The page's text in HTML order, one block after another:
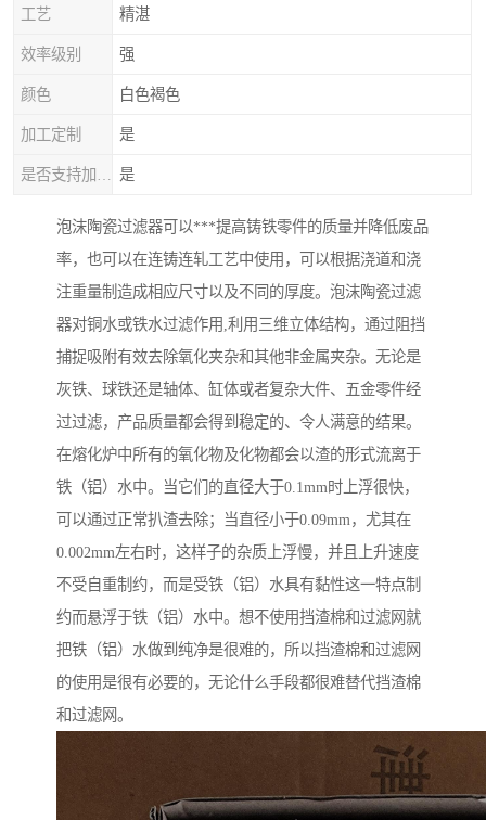
工艺 精湛
效率级别 强
颜色 白色褐色
加工定制 是
是
泡沫陶瓷过滤器可以***提高铸铁零件的质量并降低废品
率，也可以在连铸连轧工艺中使用，可以根据浇道和浇
注重量制造成相应尺寸以及不同的厚度。泡沫陶瓷过滤
器对铜水或铁水过滤作用,利用三维立体结构，通过阻挡
捕捉吸附有效去除氧化夹杂和其他非金属夹杂。无论是
灰铁、球铁还是轴体、缸体或者复杂大件、五金零件经
过过滤，产品质量都会得到稳定的、令人满意的结果。
在熔化炉中所有的氧化物及化物都会以渣的形式流离于
铁（铝）水中。当它们的直径大于0.1mm时上浮很快，
可以通过正常扒渣去除；当直径小于0.09mm，尤其在
0.002mm左右时，这样子的杂质上浮慢，并且上升速度
不受自重制约，而是受铁（铝）水具有黏性这一特点制
约而悬浮于铁（铝）水中。想不使用挡渣棉和过滤网就
把铁（铝）水做到纯净是很难的，所以挡渣棉和过滤网
的使用是很有必要的，无论什么手段都很难替代挡渣棉
和过滤网。